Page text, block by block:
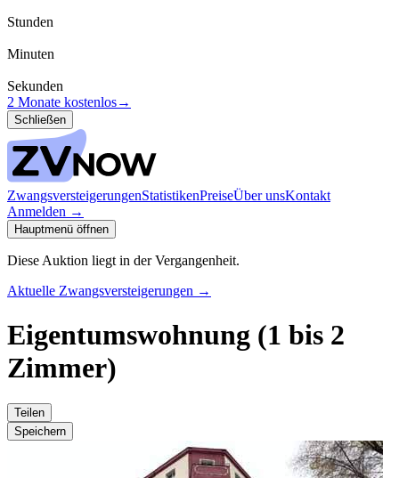
Stunden
Minuten
Sekunden
2 Monate kostenlos→
Schließen
ZwangsversteigerungenStatistikenPreiseÜber unsKontakt
Anmelden →
Hauptmenü öffnen
Diese Auktion liegt in der Vergangenheit.
Aktuelle Zwangsversteigerungen →
Eigentumswohnung (1 bis 2
Zimmer)
Teilen
Speichern